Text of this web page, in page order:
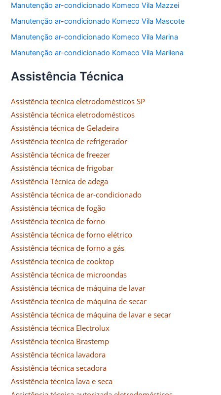
Manutenção ar-condicionado Komeco Vila Mazzei
Manutenção ar-condicionado Komeco Vila Mascote
Manutenção ar-condicionado Komeco Vila Marina
Manutenção ar-condicionado Komeco Vila Marilena
Assistência Técnica
Assistência técnica eletrodomésticos SP
Assistência técnica eletrodomésticos
Assistência técnica de Geladeira
Assistência técnica de refrigerador
Assistência técnica de freezer
Assistência técnica de frigobar
Assistência Técnica de adega
Assistência técnica de ar-condicionado
Assistência técnica de fogão
Assistência técnica de forno
Assistência técnica de forno elétrico
Assistência técnica de forno a gás
Assistência técnica de cooktop
Assistência técnica de microondas
Assistência técnica de máquina de lavar
Assistência técnica de máquina de secar
Assistência técnica de máquina de lavar e secar
Assistência técnica Electrolux
Assistência técnica Brastemp
Assistência técnica lavadora
Assistência técnica secadora
Assistência técnica lava e seca